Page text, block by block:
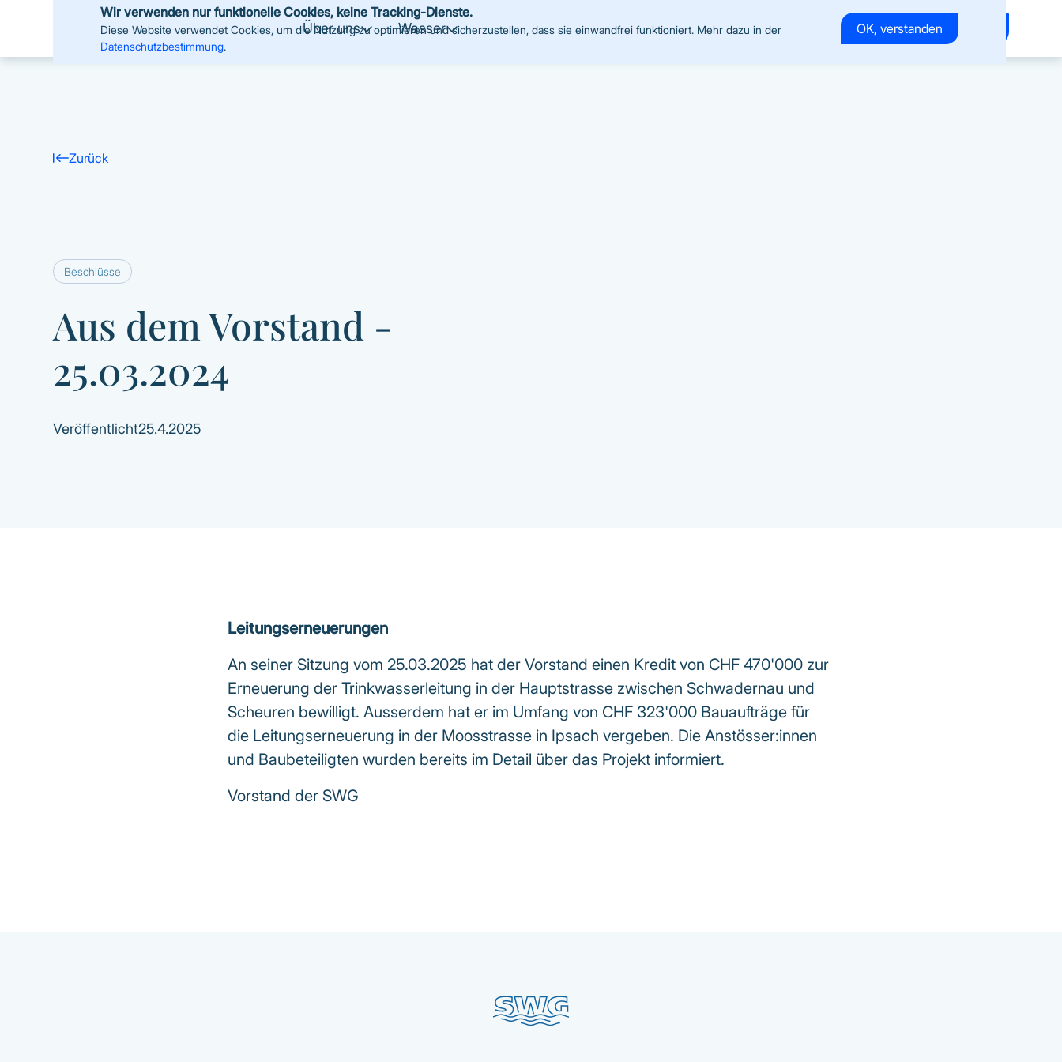
Über uns Wasser Neuigkeiten Online-Schalter Kontakt FAQ
Wir verwenden nur funktionelle Cookies, keine Tracking-Dienste.
Diese Website verwendet Cookies, um die Nutzung zu optimieren und sicherzustellen, dass sie einwandfrei funktioniert. Mehr dazu in der
Datenschutzbestimmung.
OK, verstanden
Zurück
Beschlüsse
Aus dem Vorstand -
25.03.2024
Veröffentlicht25.4.2025
Leitungserneuerungen
An seiner Sitzung vom 25.03.2025 hat der Vorstand einen Kredit von CHF 470'000 zur
Erneuerung der Trinkwasserleitung in der Hauptstrasse zwischen Schwadernau und
Scheuren bewilligt. Ausserdem hat er im Umfang von CHF 323'000 Bauaufträge für
die Leitungserneuerung in der Moosstrasse in Ipsach vergeben. Die Anstösser:innen
und Baubeteiligten wurden bereits im Detail über das Projekt informiert.
Vorstand der SWG